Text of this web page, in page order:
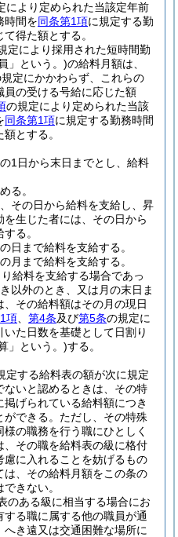
により定められた当該定年前
時間を同条第1項に規定する勤
得た額とする。
定により採用された短時間勤
」という。)の給料月額は、
規定にかかわらず、これらの
の受ける号給に応じた額
の規定により定められた当該
同条第1項に規定する勤務時間
とする。
1日から末日までとし、給料
る。
その日から給料を支給し、昇
生じた者には、その日から
る。
日まで給料を支給する。
月まで給料を支給する。
給料を支給する場合であっ
以外のとき、又は月の末日ま
その給料額はその月の現日
項 第4条及び第5条の規定に
た日数を基礎として日割り
」という。)する。
定する給料表の額が次に規定
いと認めるときは、その特
げられている給料額につき
できる。 ただし、その特殊
の職務を行う職にひとしく
その職を給料表の級に格付
に入れることを妨げるもの
は、その給料月額をこの条の
きない。
のある級に相当する場合にお
る職に属する他の職員が通
き遠又は交通困難な場所に